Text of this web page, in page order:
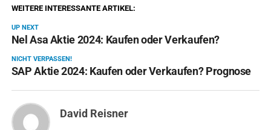
WEITERE INTERESSANTE ARTIKEL:
UP NEXT
Nel Asa Aktie 2024: Kaufen oder Verkaufen?
NICHT VERPASSEN!
SAP Aktie 2024: Kaufen oder Verkaufen? Prognose
David Reisner